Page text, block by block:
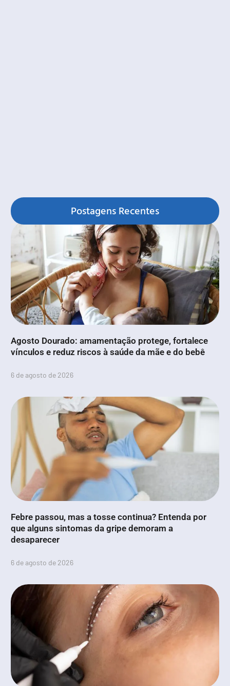
Postagens Recentes
Agosto Dourado: amamentação protege, fortalece
vínculos e reduz riscos à saúde da mãe e do bebê
6 de agosto de 2026
Febre passou, mas a tosse continua? Entenda por
que alguns sintomas da gripe demoram a
desaparecer
6 de agosto de 2026